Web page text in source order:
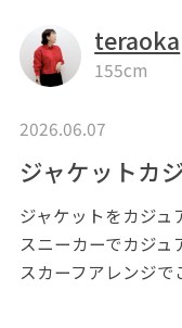
teraoka
155cm
2026.06.07
ジャケットカ
ジャケットをカジュ
スニーカーでカジ
スカーフアレンジで